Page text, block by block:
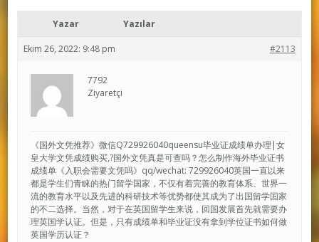
Yazar Yazılar
Ekim 26, 2022: 9:48 pm #2113
7792
Ziyaretçi
《国外文凭推荐》微信Q729926040queensu毕业证成绩单办理|女
皇大学文凭成绩购买,?国外文凭真是可查吗？怎么制作海外毕业证书
成绩单《入职会需要文凭吗》qq/wechat: 729926040英国一直以来
都是学生们青睐的热门留学国家，不仅有着完善的教育体系、世界一
流的教育水平以及先进的科研技术等优势都使其成为了出国留学国家
的不二选择。当然，对于在英国留学生来说，回国发展首先就需要办
理英国学认证。但是，只有成绩单和毕业证没有拿到学位证书如何做
英国学历认证？